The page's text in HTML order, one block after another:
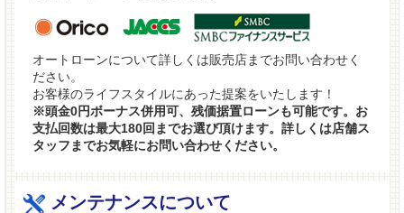
オートローンについて詳しくは販売店までお問い合わせく
ださい。
お客様のライフスタイルにあった提案をいたします！
※頭金0円ボーナス併用可、残価据置ローンも可能です。お
支払回数は最大180回までお選び頂けます。詳しくは店舗ス
タッフまでお気軽にお問い合わせください。
メンテナンスについて